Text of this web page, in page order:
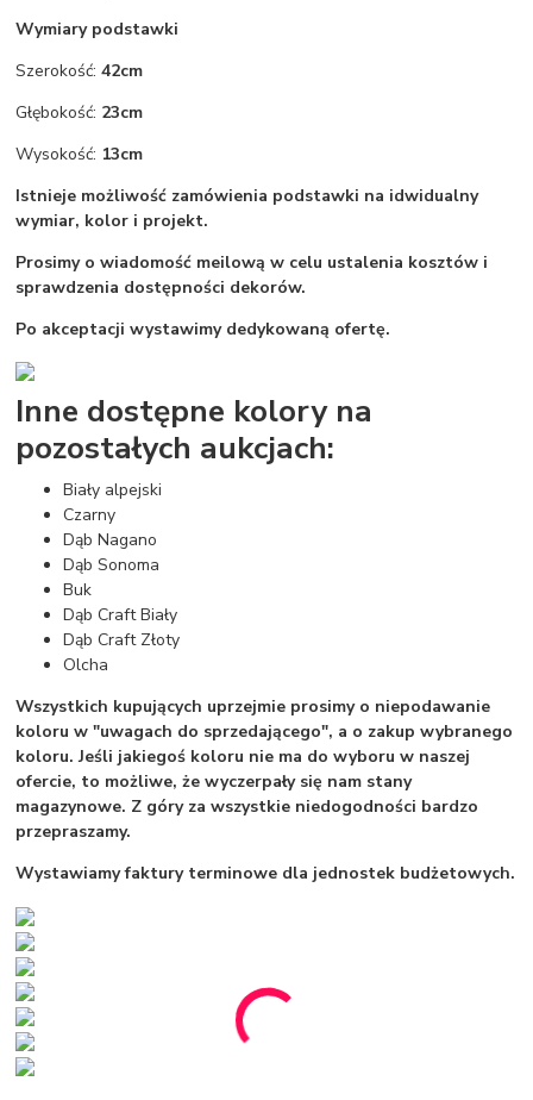
Wymiary podstawki
Szerokość:42cm
Głębokość: 23cm
Wysokość: 13cm
Istnieje możliwość zamówienia podstawki na idwidualny
wymiar, kolor i projekt.
Prosimy o wiadomość meilową w celu ustalenia kosztów i
sprawdzenia dostępności dekorów.
Po akceptacji wystawimy dedykowaną ofertę.
Inne dostępne kolory na
pozostałych aukcjach:
Biały alpejski
Czarny
Dąb Nagano
Dąb Sonoma
Buk
Dąb Craft Biały
Dąb Craft Złoty
Olcha
Wszystkich kupujących uprzejmie prosimy o niepodawanie
koloru w "uwagach do sprzedającego", a o zakup wybranego
koloru. Jeśli jakiegoś koloru nie ma do wyboru w naszej
ofercie, to możliwe, że wyczerpały się nam stany
magazynowe. Z góry za wszystkie niedogodności bardzo
przepraszamy.
Wystawiamy faktury terminowe dla jednostek budżetowych.